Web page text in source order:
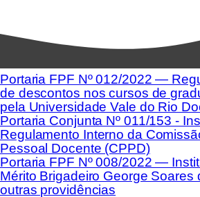
Portaria FPF Nº 012/2022 —
de descontos nos cursos de
pela Universidade Vale do Rio
Portaria Conjunta Nº 011/153 -
Regulamento Interno da
Pessoal Docente (CPPD)
Portaria FPF Nº 008/2022 —
Mérito Brigadeiro George Soares
outras providências